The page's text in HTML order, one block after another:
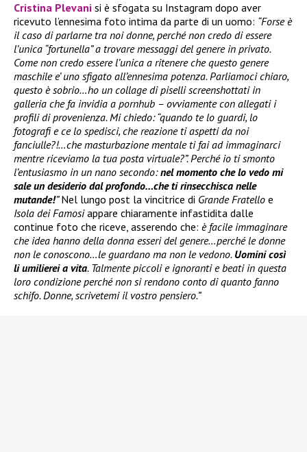
Cristina Plevani si è sfogata su Instagram dopo aver
ricevuto l’ennesima foto intima da parte di un uomo: “Forse è
il caso di parlarne tra noi donne, perché non credo di essere
l’unica “fortunella” a trovare messaggi del genere in privato.
Come non credo essere l’unica a ritenere che questo genere
maschile e’ uno sfigato all’ennesima potenza. Parliamoci chiaro,
questo è sobrio…ho un collage di piselli screenshottati in
galleria che fa invidia a pornhub – ovviamente con allegati i
profili di provenienza. Mi chiedo: “quando te lo guardi, lo
fotografi e ce lo spedisci, che reazione ti aspetti da noi
fanciulle?!…che masturbazione mentale ti fai ad immaginarci
mentre riceviamo la tua posta virtuale?”. Perché io ti smonto
l’entusiasmo in un nano secondo:nel momento che lo vedo mi
sale un desiderio dal profondo…che ti rinsecchisca nelle
mutande!”Nel lungo post la vincitrice di Grande Fratello e
Isola dei Famosiappare chiaramente infastidita dalle
continue foto che riceve, asserendo che: è facile immaginare
che idea hanno della donna esseri del genere…perché le donne
non le conoscono…le guardano ma non le vedono. Uomini così
li umilierei a vita. Talmente piccoli e ignoranti e beati in questa
loro condizione perché non si rendono conto di quanto fanno
schifo. Donne, scrivetemi il vostro pensiero.”